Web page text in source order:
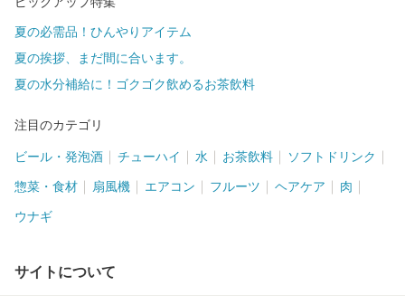
夏の必需品！ひんやりアイテム
夏の挨拶、まだ間に合います。
夏の水分補給に！ゴクゴク飲めるお茶飲料
注目のカテゴリ
ビール・発泡酒 チューハイ 水 お茶飲料 ソフトドリンク
惣菜・食材 扇風機 エアコン フルーツ ヘアケア 肉
ウナギ
サイトについて